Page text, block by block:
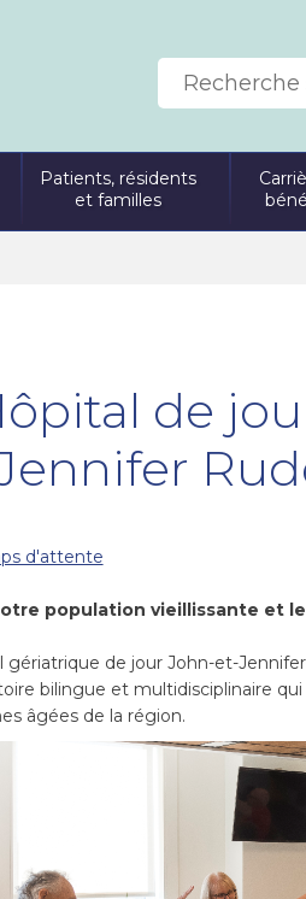
Patients, résidents
et familles
de
d'attente
population vieillissante et
gériatrique de jour John-et-
bilingue et multidisciplinaire
âgées de la région.